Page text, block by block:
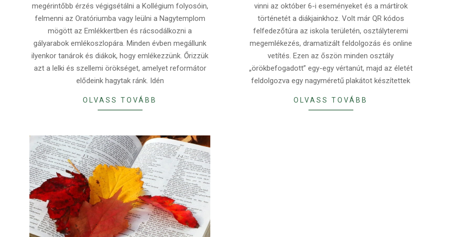
megérintőbb érzés végigsétálni a Kollégium folyosóin,
felmenni az Oratóriumba vagy leülni a Nagytemplom
mögött az Emlékkertben és rácsodálkozni a
gályarabok emlékoszlopára. Minden évben megállunk
ilyenkor tanárok és diákok, hogy emlékezzünk. Őrizzük
azt a lelki és szellemi örökséget, amelyet reformátor
elődeink hagytak ránk. Idén
OLVASS TOVÁBB
vinni az október 6-i eseményeket és a mártírok
történetét a diákjainkhoz. Volt már QR kódos
felfedezőtúra az iskola területén, osztályteremi
megemlékezés, dramatizált feldolgozás és online
vetítés. Ezen az őszön minden osztály
„örökbefogadott” egy-egy vértanút, majd az életét
feldolgozva egy nagyméretű plakátot készítettek
OLVASS TOVÁBB